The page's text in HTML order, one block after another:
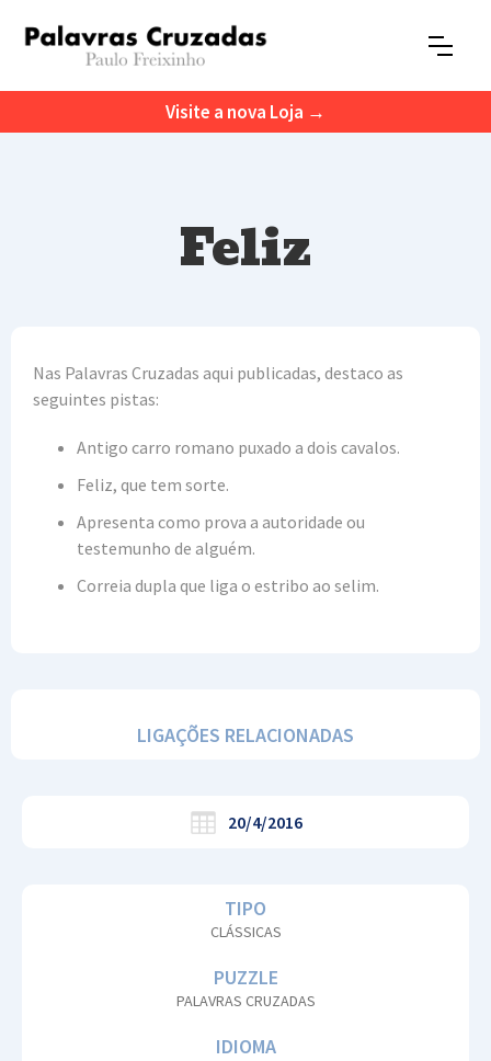
Visite a nova Loja →
Feliz
Nas Palavras Cruzadas aqui publicadas, destaco as
seguintes pistas:
Antigo carro romano puxado a dois cavalos.
Feliz, que tem sorte.
Apresenta como prova a autoridade ou
testemunho de alguém.
Correia dupla que liga o estribo ao selim.
LIGAÇÕES RELACIONADAS
20/4/2016
TIPO
CLÁSSICAS
PUZZLE
PALAVRAS CRUZADAS
IDIOMA